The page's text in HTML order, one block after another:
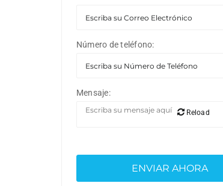
Número de teléfono:
Mensaje:
Reload